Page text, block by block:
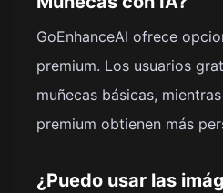
GoEnhanceAI ofrece
premium. Los usuarios
muñecas básicas,
premium obtienen más
¿Puedo usar las